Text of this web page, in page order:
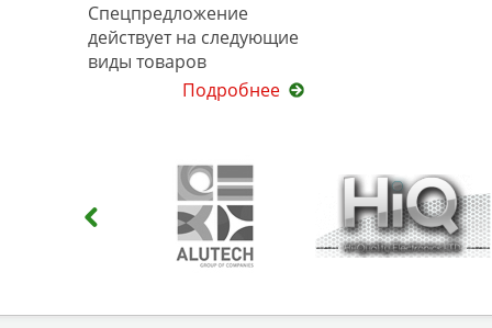
Спецпредложение
действует на следующие
виды товаров
Подробнее